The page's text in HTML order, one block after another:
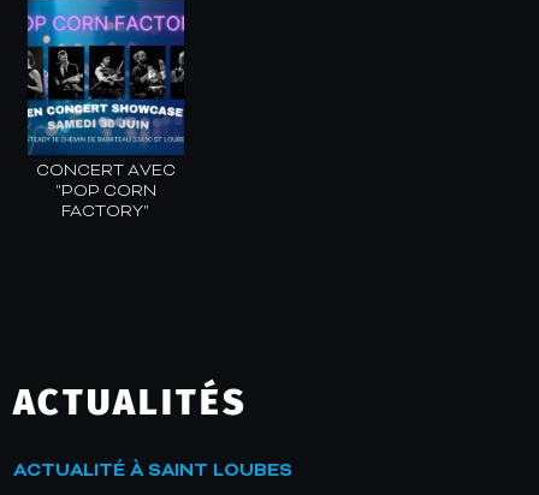
CONCERT AVEC
"POP CORN
FACTORY"
ACTUALITÉS
ACTUALITÉ À SAINT LOUBES